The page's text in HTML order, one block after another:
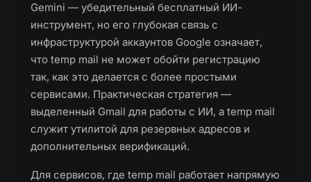
Gemini — убедительный бесплатный ИИ-
инструмент, но его глубокая связь с
инфраструктурой аккаунтов Google означает,
что temp mail не может обойти регистрацию
так, как это делается с более простыми
сервисами. Практическая стратегия —
выделенный Gmail для работы с ИИ, а temp mail
служит утилитой для резервных адресов и
дополнительных верификаций.
Для сервисов, где temp mail работает напрямую